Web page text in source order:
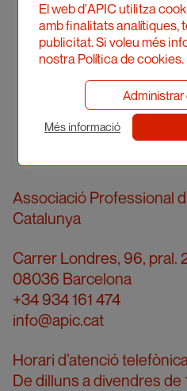
Associació Professional
Catalunya
Carrer Londres, 96, pral.
08036 Barcelona
+34 934 161 474
info@apic.cat
Horari d’atenció
De dilluns a divendres de
El web d'APIC utilitza
amb finalitats analítiques,
publicitat. Si voleu més
nostra Política de cookies.
Més informació